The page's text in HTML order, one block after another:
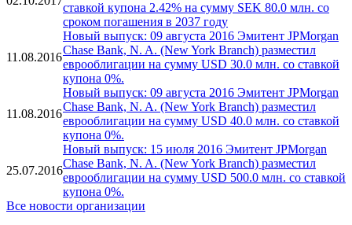
(US48125LRS33) на сумму USD 1 500.0 млн со
сроком погашения в 2021 году
02.10.2017
Новый выпуск: Эмитент JPMorgan Chase Bank, N.
A. (New York Branch) разместил еврооблигации со
ставкой купона 2.42% на сумму SEK 80.0 млн. со
сроком погашения в 2037 году
11.08.2016
Новый выпуск: 09 августа 2016 Эмитент JPMorgan
Chase Bank, N. A. (New York Branch) разместил
еврооблигации на сумму USD 30.0 млн. со ставкой
купона 0%.
11.08.2016
Новый выпуск: 09 августа 2016 Эмитент JPMorgan
Chase Bank, N. A. (New York Branch) разместил
еврооблигации на сумму USD 40.0 млн. со ставкой
купона 0%.
Новый выпуск: 15 июля 2016 Эмитент JPMorgan
Chase Bank, N. A. (New York Branch) разместил